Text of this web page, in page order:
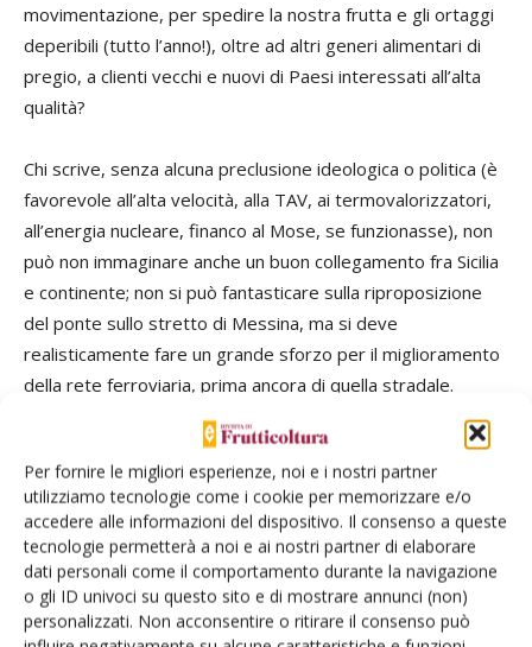
Per fornire le migliori esperienze, noi e i nostri partner
utilizziamo tecnologie come i cookie per memorizzare e/o
accedere alle informazioni del dispositivo. Il consenso a queste
tecnologie permetterà a noi e ai nostri partner di elaborare
dati personali come il comportamento durante la navigazione
o gli ID univoci su questo sito e di mostrare annunci (non)
personalizzati. Non acconsentire o ritirare il consenso può
movimentazione, per spedire la nostra frutta e gli ortaggi
deperibili (tutto l’anno!), oltre ad altri generi alimentari di
pregio, a clienti vecchi e nuovi di Paesi interessati all’alta
qualità?
Chi scrive, senza alcuna preclusione ideologica o politica (è
favorevole all’alta velocità, alla TAV, ai termovalorizzatori,
all’energia nucleare, financo al Mose, se funzionasse), non
può non immaginare anche un buon collegamento fra Sicilia
e continente; non si può fantasticare sulla riproposizione
del ponte sullo stretto di Messina, ma si deve
realisticamente fare un grande sforzo per il miglioramento
della rete ferroviaria, prima ancora di quella stradale.
TAG mercato ortofrutticolo
Facebook Twitter